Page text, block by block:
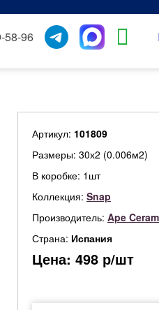
58-96
Артикул: 101809
Размеры: 30х2 (0.006м2)
В коробке: 1шт
Коллекция: Snap
Производитель: Ape
Страна: Испания
Цена: 498 р/шт